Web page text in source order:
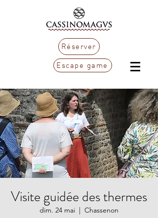
Réserver
Escape game
Visite guidée des thermes
dim. 24 mai
  |
Chassenon